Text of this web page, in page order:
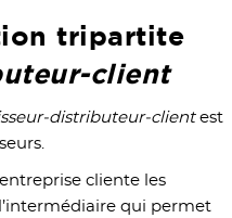
tripartite
client
distributeur-clientest
cliente les
qui permet